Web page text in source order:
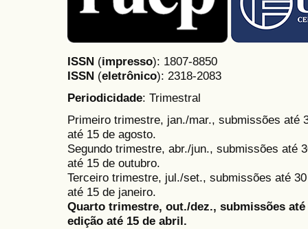
ISSN (impresso): 1807-8850
ISSN (eletrônico): 2318-2083
Periodicidade: Trimestral
Primeiro trimestre, jan./mar., submissões até
até 15 de agosto.
Segundo trimestre, abr./jun., submissões até
até 15 de outubro.
Terceiro trimestre, jul./set., submissões até
até 15 de janeiro.
Quarto trimestre, out./dez., submissões
edição até 15 de abril.